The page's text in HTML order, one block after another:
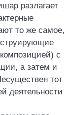
разлагает
то же самое,
с
а затем и
тот
деятельности